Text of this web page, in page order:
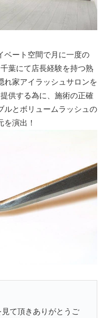
ベート空間で月に一度の
葉にて店長経験を持つ熟
れ家アイラッシュサロンを
供する為に、施術の正確
とボリュームラッシュの
を演出！
て頂きありがとうご